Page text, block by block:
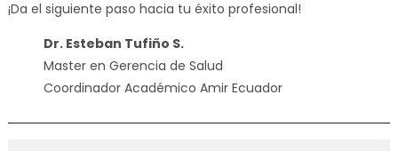
¡Da el siguiente paso hacia tu éxito profesional!
Dr. Esteban Tufiño S.
Master en Gerencia de Salud
Coordinador Académico Amir Ecuador